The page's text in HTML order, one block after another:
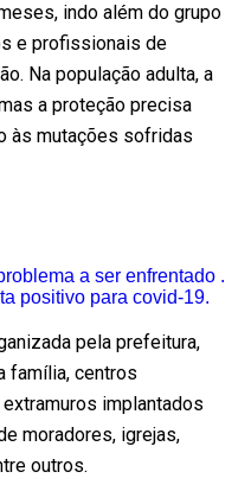
indo além do grupo
e profissionais de
Na população adulta, a
a proteção precisa
às mutações sofridas
a ser enfrentado .
positivo para covid-19.
pela prefeitura,
família, centros
implantados
moradores, igrejas,
outros.